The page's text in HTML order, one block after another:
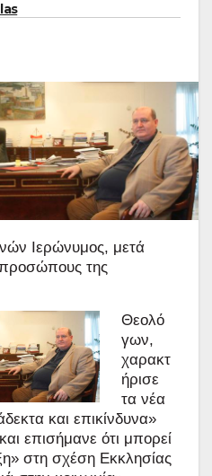
Ιερώνυμος, μετά
της
Θεολό
γων,
χαρακτ
ήρισε
τα νέα
και επικίνδυνα»
επισήμανε ότι μπορεί
στη σχέση Εκκλησίας